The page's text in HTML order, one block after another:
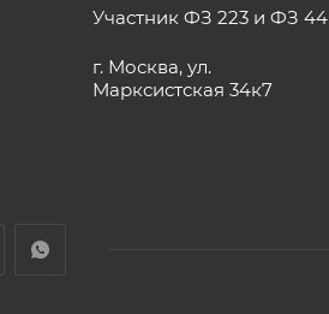
Участник ФЗ 223 и ФЗ 44
г. Москва, ул.
Марксистская 34к7